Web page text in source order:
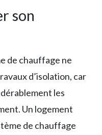
son
de chauffage ne
d’isolation, car
les
Un logement
de chauffage